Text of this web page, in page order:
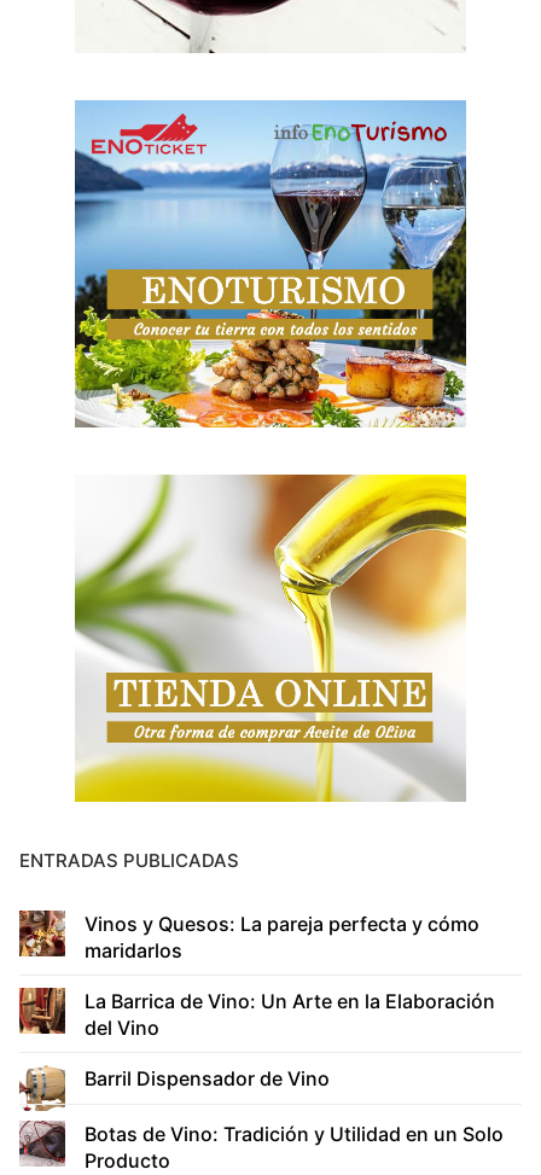
ENTRADAS PUBLICADAS
Vinos y Quesos: La pareja perfecta y cómo
maridarlos
La Barrica de Vino: Un Arte en la Elaboración
del Vino
Barril Dispensador de Vino
Botas de Vino: Tradición y Utilidad en un Solo
Producto